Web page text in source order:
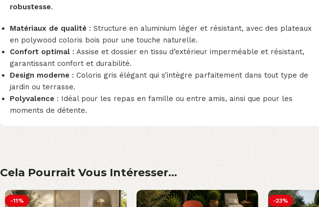
robustesse.
Matériaux de qualité : Structure en aluminium léger et résistant, avec des plateaux
en polywood coloris bois pour une touche naturelle.
Confort optimal : Assise et dossier en tissu d’extérieur imperméable et résistant,
garantissant confort et durabilité.
Design moderne : Coloris gris élégant qui s’intègre parfaitement dans tout type de
jardin ou terrasse.
Polyvalence : Idéal pour les repas en famille ou entre amis, ainsi que pour les
moments de détente.
Cela Pourrait Vous Intéresser...
-11% -23%